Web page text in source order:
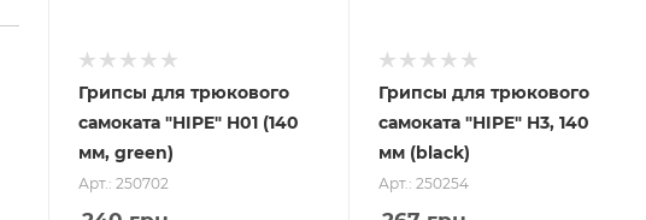
Грипсы для трюкового
самоката "HIPE" H01 (140
мм, green)
Арт.: 250702
Грипсы для трюкового
самоката "HIPE" H3, 140
мм (black)
Арт.: 250254